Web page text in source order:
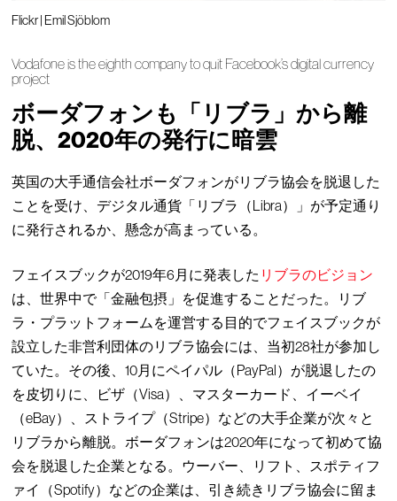
Flickr | Emil Sjöblom
Vodafone is the eighth company to quit Facebook’s digital currency
project
ボーダフォンも「リブラ」から離
脱、2020年の発行に暗雲
英国の大手通信会社ボーダフォンがリブラ協会を脱退した
ことを受け、デジタル通貨「リブラ（Libra）」が予定通り
に発行されるか、懸念が高まっている。
フェイスブックが2019年6月に発表した リブラのビジョン
は、世界中で「金融包摂」を促進することだった。リブ
ラ・プラットフォームを運営する目的でフェイスブックが
設立した非営利団体のリブラ協会には、当初28社が参加し
ていた。その後、10月にペイパル（PayPal）が脱退したの
を皮切りに、ビザ（Visa）、マスターカード、イーベイ
（eBay）、ストライプ（Stripe）などの大手企業が次々と
リブラから離脱。ボーダフォンは2020年になって初めて協
会を脱退した企業となる。ウーバー、リフト、スポティフ
ァイ（Spotify）などの企業は、引き続きリブラ協会に留ま